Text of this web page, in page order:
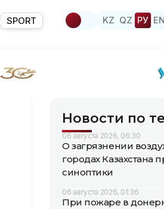
SPORT KZ QZ РУ EN
Новости по
06 августа 2026, 06:30
О загрязнении
городах Казахстана
синоптики
06 августа 2026, 01:36
При пожаре в